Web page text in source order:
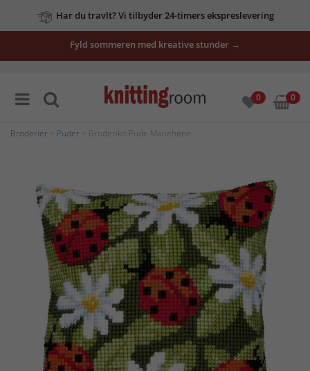
Har du travlt? Vi tilbyder 24-timers ekspreslevering
Fyld sommeren med kreative stunder →
0 0
Broderier Puder > Broderikit Pude Mariehøne